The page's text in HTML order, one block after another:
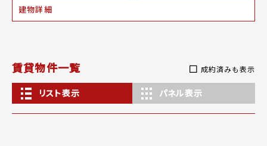
建物詳細
賃貸物件一覧 成約済みも表示
リスト表示 パネル表示